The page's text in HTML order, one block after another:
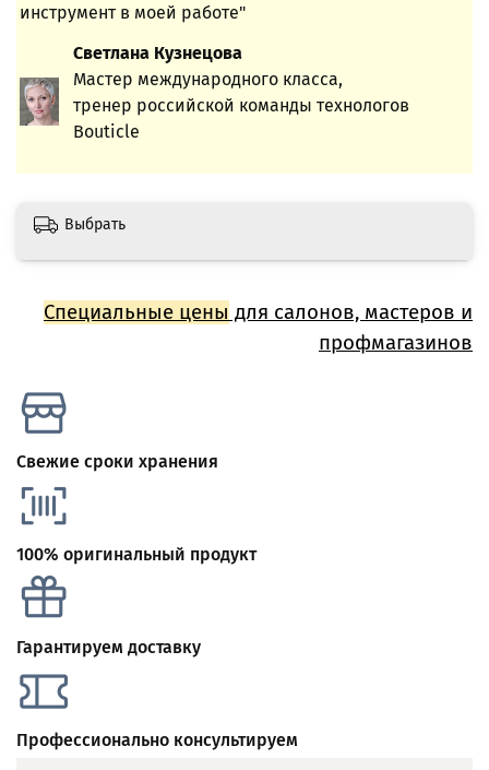
инструмент в моей работе"
Светлана Кузнецова
Мастер международного класса,
тренер российской команды технологов
Bouticle
Выбрать
Специальные цены для салонов, мастеров и
профмагазинов
Свежие сроки хранения
100% оригинальный продукт
Гарантируем доставку
Профессионально консультируем